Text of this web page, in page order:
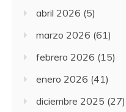
abril 2026 (5)
marzo 2026 (61)
febrero 2026 (15)
enero 2026 (41)
diciembre 2025 (27)